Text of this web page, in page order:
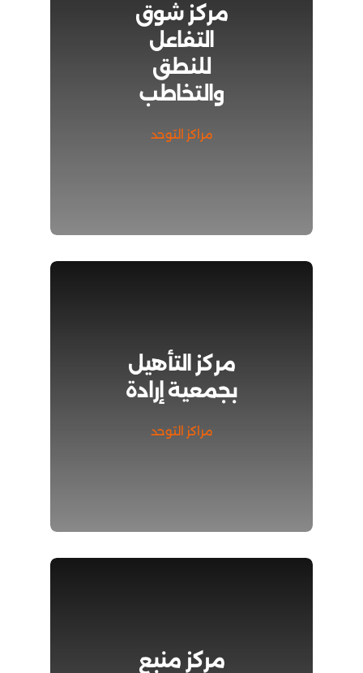
مركز شوق
التفاعل
للنطق
والتخاطب
مراكز التوحد
مركز التأهيل
بجمعية إرادة
مراكز التوحد
مركز منبع